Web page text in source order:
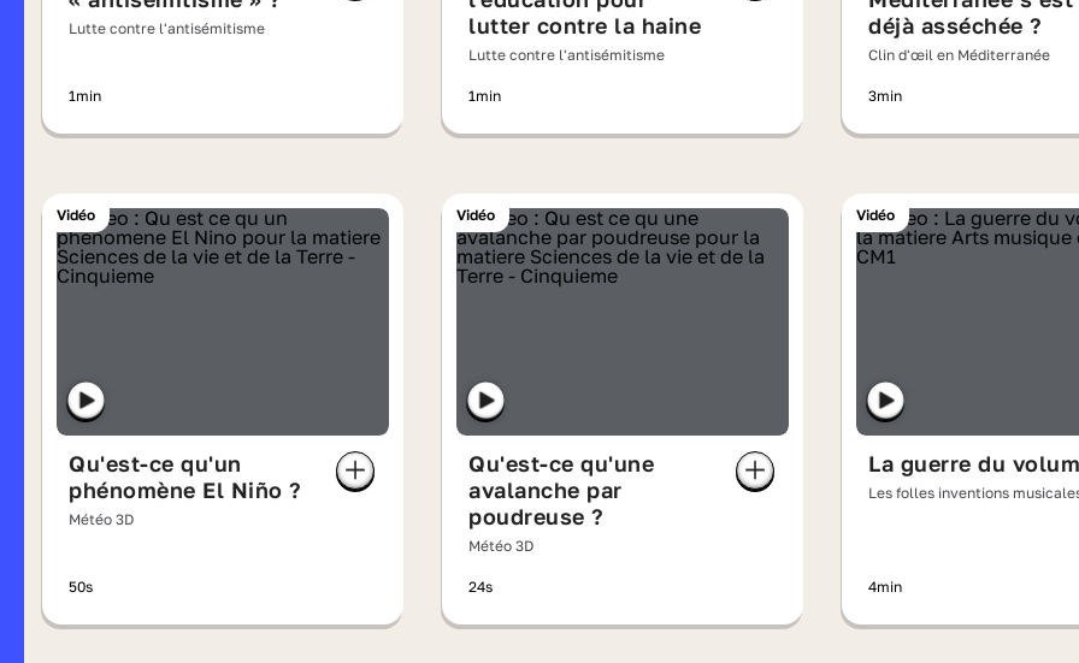
Lutte contre l'antisémitisme
1min
lutter contre la haine
Lutte contre l'antisémitisme
1min
déjà asséchée ?
Clin d'œil en Méditerranée
3min
Vidéo
Qu'est-ce qu'un
phénomène El Niño ?
Météo 3D
50s
Vidéo
Qu'est-ce qu'une
avalanche par
poudreuse ?
Météo 3D
24s
Vidéo
La guerre du
Les folles inventions
4min